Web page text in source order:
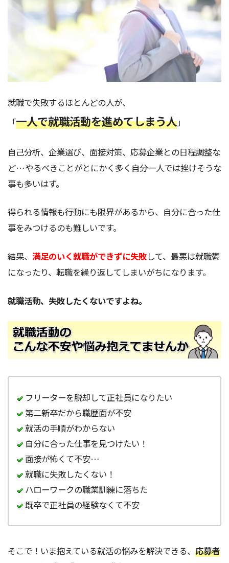
就職で失敗するほとんどの人が、
「一人で就職活動を進めてしまう人」
自己分析、企業選び、面接対策、応募企業との日程調整な
ど…やるべきことがとにかく多く自分一人では挫けそうな
事も多いはず。
得られる情報も行動にも限界があるから、自分に合った仕
事をみつけるのも難しいです。
結果、 満足のいく就職ができずに失敗して、最悪は就職鬱
になったり、転職を繰り返してしまいがちになります。
就職活動、失敗したくないですよね。
フリーターを脱却して正社員になりたい
第二新卒だから職歴面が不安
就活の手順がわからない
自分に合った仕事を見つけたい！
面接が怖くて不安…
就職に失敗したくない！
ハローワークの職業訓練に落ちた
既卒で正社員の経験なくて不安
そこで！いま抱えている就活の悩みを解決できる、 応募者